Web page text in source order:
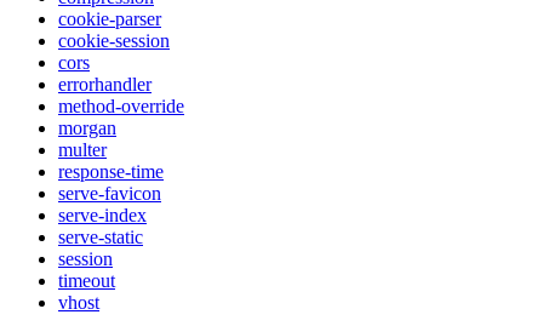
cookie-parser
cookie-session
cors
errorhandler
method-override
morgan
multer
response-time
serve-favicon
serve-index
serve-static
session
timeout
vhost